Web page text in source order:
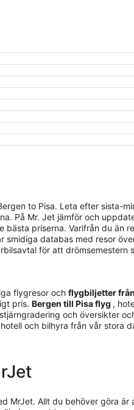
to Pisa. Leta efter sista-
På Mr. Jet jämför och
priserna. Varifrån du än
databas med resor
för att
flygresor och flygbiljetter
pris. Bergen till Pisa flyg ,
och översikter
och bilhyra från vår stora
MrJet. Allt du behöver göra